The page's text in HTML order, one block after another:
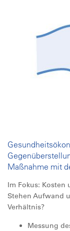
Maßnahme mit
Im Fokus: Kosten
Stehen Aufwand
Verhältnis?
Messung